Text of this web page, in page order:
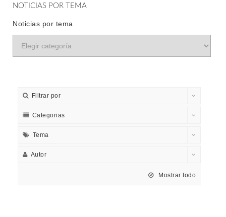
NOTICIAS POR TEMA
Noticias por tema
Filtrar por
Categorias
Tema
Autor
Mostrar todo